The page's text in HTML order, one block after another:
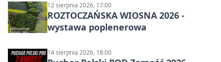
12 sierpnia 2026, 17:00
ROZTOCZAŃSKA WIOSNA 2026 -
wystawa poplenerowa
14 sierpnia 2026, 18:00